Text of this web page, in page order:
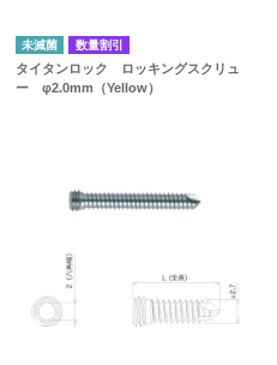
未滅菌 数量割引
タイタンロック ロッキングスクリュ
ー φ2.0mm（Yellow）